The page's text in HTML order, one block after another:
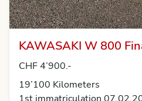
KAWASAKI W 800
CHF 4’900.-
19’100 Kilometers